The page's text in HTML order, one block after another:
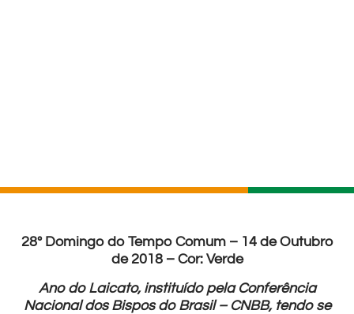
28º Domingo do Tempo Comum – 14 de Outubro
de 2018 – Cor: Verde
Ano do Laicato, instituído pela Conferência
Nacional dos Bispos do Brasil – CNBB, tendo se